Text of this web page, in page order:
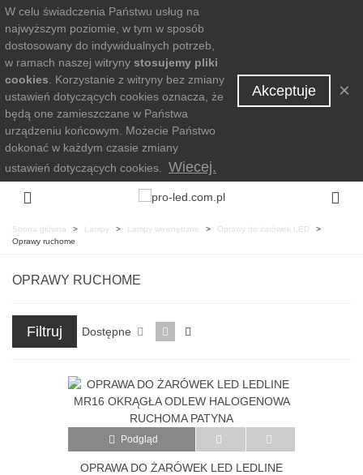
W celu świadczenia Państwu usług na
najwyższym poziomie, w tym w sposób
dostosowany do indywidualnych potrzeb,
w ramach naszej witryny stosujemy pliki
cookies . Korzystanie z witryny bez zmiany
ustawień dotyczących cookies oznacza, że
będą one zamieszczane w Państwa
urządzeniu końcowym. Możecie Państwo
dokonać w każdym czasie zmiany
ustawień dotyczących cookies.
Wiecej.
Akceptuje ×
Strona główna > Lampy > Lampy wewnętrzne > Oprawy do żarówek LED
>
Oprawy ruchome
OPRAWY RUCHOME
Filtruj Dostępne
Podgląd
OPRAWA DO ŻARÓWEK LED LEDLINE